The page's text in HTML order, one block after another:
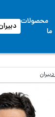
محصولات
ما